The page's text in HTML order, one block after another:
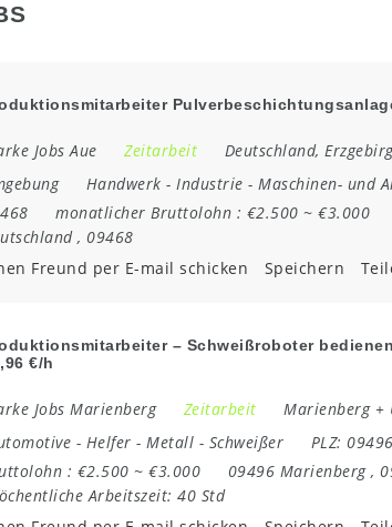
Jobs Aue Zeitarbeit Deutschland,
Handwerk - Industrie - Maschinen- und
monatlicher Bruttolohn : €2.500 ~ €3.000
, 09468
Freund per E-mail schicken
Speichern
– Schweißroboter
€/h
Jobs Marienberg Zeitarbeit
Marienberg +
- Helfer - Metall - Schweißer PLZ: 09496
: €2.500 ~ €3.000 09496 Marienberg,
Arbeitszeit: 40 Std